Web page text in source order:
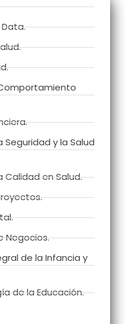
Data.
Seguridad y la Salud
Calidad en Salud.
Negocios.
de la Infancia y
de la Educación.